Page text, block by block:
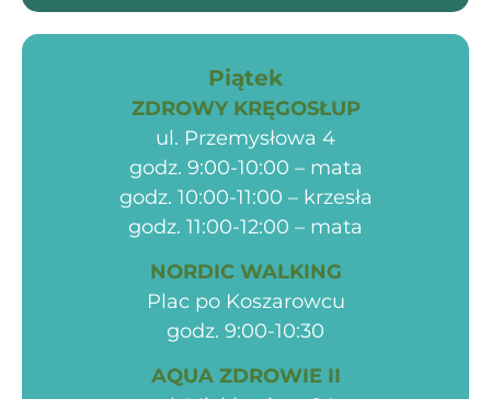
Piątek
ZDROWY KRĘGOSŁUP
ul. Przemysłowa 4
godz. 9:00-10:00 – mata
godz. 10:00-11:00 – krzesła
godz. 11:00-12:00 – mata
NORDIC WALKING
Plac po Koszarowcu
godz. 9:00-10:30
AQUA ZDROWIE II